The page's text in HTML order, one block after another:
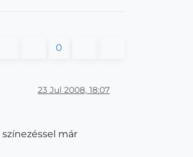
0
23 Jul 2008, 18:07
már